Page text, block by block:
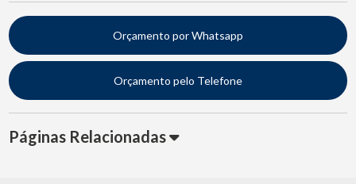
Orçamento por Whatsapp
Orçamento pelo Telefone
Páginas Relacionadas